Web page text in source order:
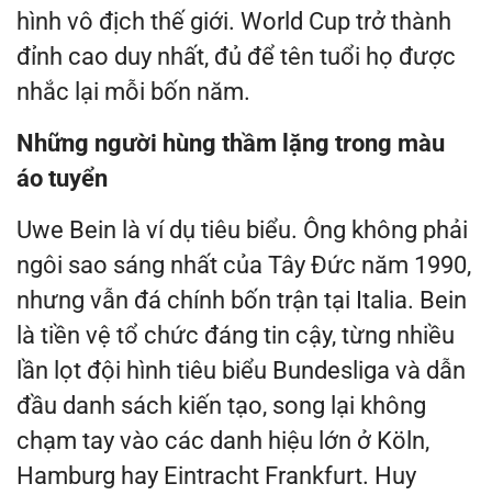
hình vô địch thế giới. World Cup trở thành
đỉnh cao duy nhất, đủ để tên tuổi họ được
nhắc lại mỗi bốn năm.
Những người hùng thầm lặng trong màu
áo tuyển
Uwe Bein là ví dụ tiêu biểu. Ông không phải
ngôi sao sáng nhất của Tây Đức năm 1990,
nhưng vẫn đá chính bốn trận tại Italia. Bein
là tiền vệ tổ chức đáng tin cậy, từng nhiều
lần lọt đội hình tiêu biểu Bundesliga và dẫn
đầu danh sách kiến tạo, song lại không
chạm tay vào các danh hiệu lớn ở Köln,
Hamburg hay Eintracht Frankfurt. Huy